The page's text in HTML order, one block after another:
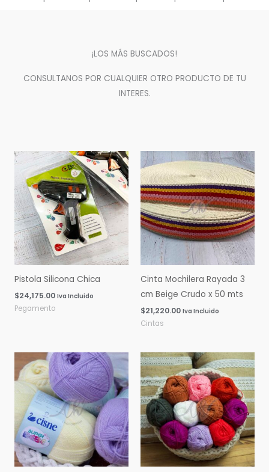
¡LOS MÁS BUSCADOS!
CONSULTANOS POR CUALQUIER OTRO PRODUCTO DE TU
INTERES.
Pistola Silicona Chica
$24,175.00 Iva Incluido
Pegamento
Cinta Mochilera Rayada 3
cm Beige Crudo x 50 mts
$21,220.00 Iva Incluido
Cintas
Rango
de
precios:
desde
$0.00
hasta
$16,060.00
Rango
de
precios:
desde
$0.00
hasta
$14,600.00